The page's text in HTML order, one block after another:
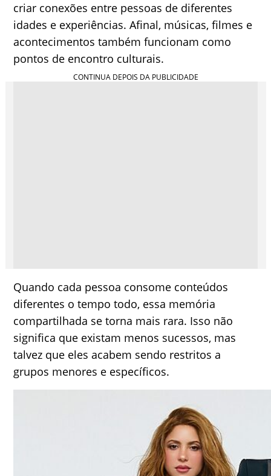
criar conexões entre pessoas de diferentes
idades e experiências. Afinal, músicas, filmes e
acontecimentos também funcionam como
pontos de encontro culturais.
Quando cada pessoa consome conteúdos
diferentes o tempo todo, essa memória
compartilhada se torna mais rara. Isso não
significa que existam menos sucessos, mas
talvez que eles acabem sendo restritos a
grupos menores e específicos.